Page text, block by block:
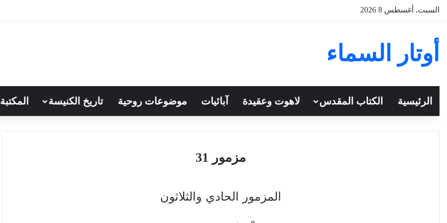
السبت, أغسطس 8 2026
أوتار السماء
الرئيسية الكتاب المقدس لاهوت وعقيدة آبائيات موضوعات روحية تاريخ الكنيسة المكتبة
مزمور 31
المزمور الحادي والثلاثون